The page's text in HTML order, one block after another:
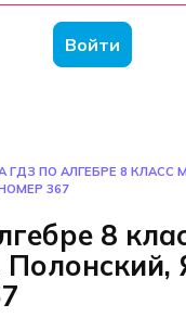
Войти
ГДЗ ПО АЛГЕБРЕ 8 КЛАСС
367
8
Полонский,